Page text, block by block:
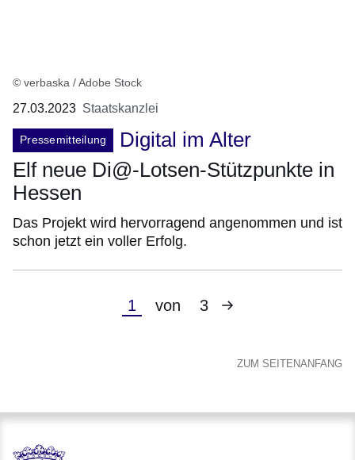
© verbaska / Adobe Stock
27.03.2023 Staatskanzlei
Pressemitteilung
Digital im Alter
Elf neue Di@-Lotsen-Stützpunkte in
Hessen
Das Projekt wird hervorragend angenommen und ist
schon jetzt ein voller Erfolg.
Aktuelle
1 von 3
Nächste
ZUM SEITENANFANG